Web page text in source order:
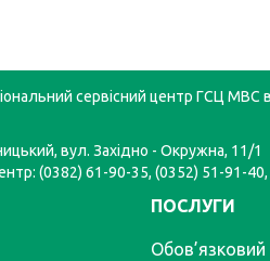
сервісний центр ГСЦ МВС
вул. Західно - Окружна, 11/1
(0382) 61-90-35, (0352) 51-91-
ПОСЛУГИ
Обов’язковий